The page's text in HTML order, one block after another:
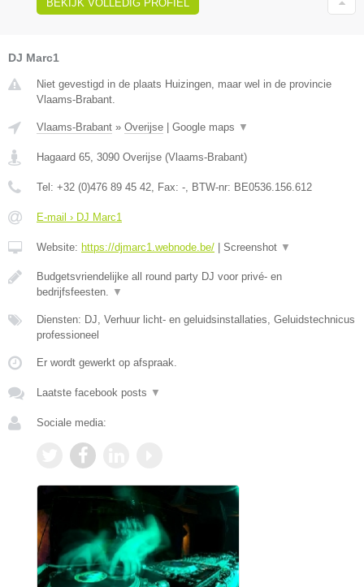
BEKIJK VOLLEDIG PROFIEL
DJ Marc1
Niet gevestigd in de plaats Huizingen, maar wel in de provincie
Vlaams-Brabant.
Vlaams-Brabant » Overijse Google maps ▼
Hagaard 65, 3090 Overijse (Vlaams-Brabant)
Tel: +32 (0)476 89 45 42, Fax: -, BTW-nr: BE0536.156.612
E-mail › DJ Marc1
Website: https://djmarc1.webnode.be/ Screenshot ▼
Budgetsvriendelijke all round party DJ voor privé- en
bedrijfsfeesten. ▼
Diensten: DJ, Verhuur licht- en geluidsinstallaties, Geluidstechnicus
professioneel
Er wordt gewerkt op afspraak.
Laatste facebook posts ▼
Sociale media: